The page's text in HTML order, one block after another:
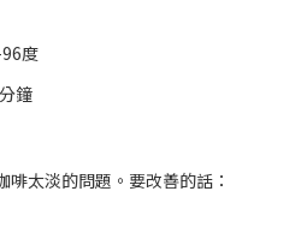
度
鐘
太淡的問題。要改善的話：